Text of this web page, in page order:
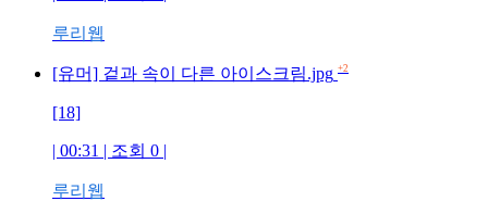
루리웹
[유머] 겉과 속이 다른 아이스크림.jpg +2
[18]
| 00:31 | 조회 0 |
루리웹